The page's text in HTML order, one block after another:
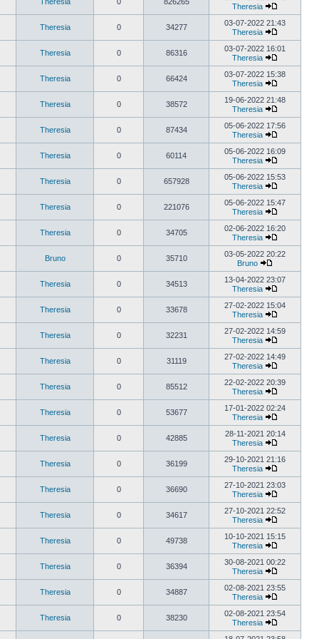
Theresia
Theresia 0 34277
03-07-2022 21:43
Theresia
Theresia 0 86316
03-07-2022 16:01
Theresia
Theresia 0 66424
03-07-2022 15:38
Theresia
Theresia 0 38572
19-06-2022 21:48
Theresia
Theresia 0 87434
05-06-2022 17:56
Theresia
Theresia 0 60114
05-06-2022 16:09
Theresia
Theresia 0 657928
05-06-2022 15:53
Theresia
Theresia 0 221076
05-06-2022 15:47
Theresia
Theresia 0 34705
02-06-2022 16:20
Theresia
Bruno 0 35710
03-05-2022 20:22
Bruno
Theresia 0 34513
13-04-2022 23:07
Theresia
Theresia 0 33678
27-02-2022 15:04
Theresia
Theresia 0 32231
27-02-2022 14:59
Theresia
Theresia 0 31119
27-02-2022 14:49
Theresia
Theresia 0 85512
22-02-2022 20:39
Theresia
Theresia 0 53677
17-01-2022 02:24
Theresia
Theresia 0 42885
28-11-2021 20:14
Theresia
Theresia 0 36199
29-10-2021 21:16
Theresia
Theresia 0 36690
27-10-2021 23:03
Theresia
Theresia 0 34617
27-10-2021 22:52
Theresia
Theresia 0 49738
10-10-2021 15:15
Theresia
Theresia 0 36394
30-08-2021 00:22
Theresia
Theresia 0 34887
02-08-2021 23:55
Theresia
Theresia 0 38230
02-08-2021 23:54
Theresia